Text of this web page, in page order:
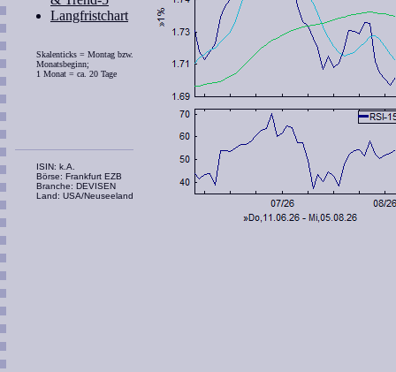
Langfristchart
Skalenticks = Montag bzw.
Monatsbeginn;
1 Monat = ca. 20 Tage
ISIN: k.A.
Börse: Frankfurt EZB
Branche: DEVISEN
Land: USA/Neuseeland